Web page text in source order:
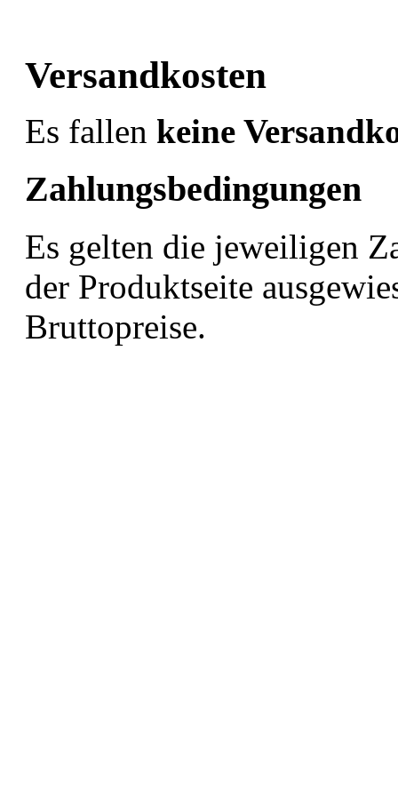
Versandkosten
Es fallen keine
Zahlungsbedingungen
Es gelten die jeweiligen
der Produktseite
Bruttopreise.